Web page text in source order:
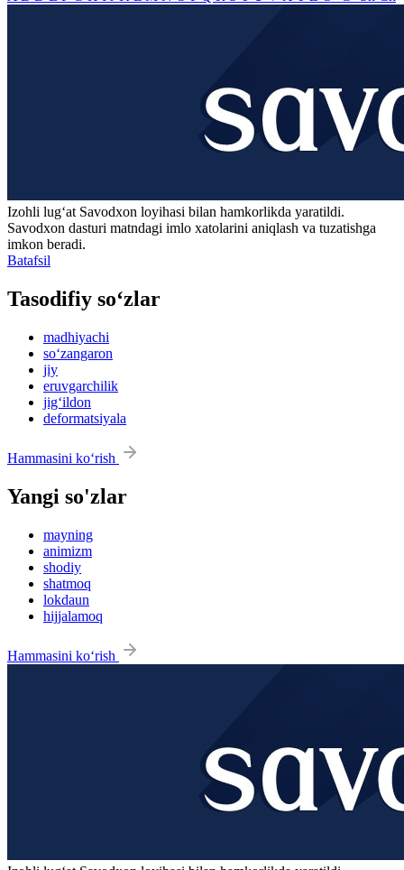
Izohli lugʻat Savodxon loyihasi bilan hamkorlikda yaratildi.
Savodxon dasturi matndagi imlo xatolarini aniqlash va tuzatishga
imkon beradi.
Batafsil
Tasodifiy so‘zlar
madhiyachi
so‘zangaron
jiy
eruvgarchilik
jig‘ildon
deformatsiyala
Hammasini ko‘rish
Yangi so'zlar
mayning
animizm
shodiy
shatmoq
lokdaun
hijjalamoq
Hammasini ko‘rish